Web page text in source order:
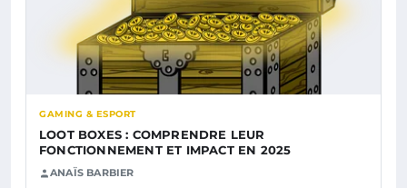
GAMING & ESPORT
LOOT BOXES : COMPRENDRE LEUR
FONCTIONNEMENT ET IMPACT EN 2025
ANAÏS BARBIER